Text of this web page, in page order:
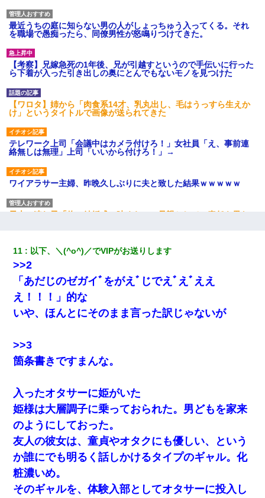
最近うちの庭に知らない男の人がしょっちゅう入ってくる。それ
を職場で愚痴ったら、同僚男性が怒鳴りつけてきた。
【考察】兄嫁急死の1年後、兄が引越すというので手伝いに行った
ら下着が入った引き出しの奥にとんでもないモノを見つけた
【ワロタ】姉から「肉食系14才、乳丸出し、毛はうっすら生えか
け」というタイトルで画像が送られてきた
テレワーク上司「会議中はカメラ付けろ！」女社員「え、事前連
絡無しは無理」上司「いいから付けろ！」→
ワイアラサー主婦、昨晩久しぶりに夫と致した結果ｗｗｗｗｗ
元夫の連れ子「俺の結婚式の時くらい、母親としての責任を果た
小学生の息子が急に様子がおかしくなった。私「理由を聞いても
『わかんない！』って怒鳴り付けてくるし、困っってる」旦那
「話してみるよ」→ 後日・・・
私「結婚やめるわ」 婚約者「え？なんでなんで？」 → 放置した
結果…｜生活｜ワロタあんてな
【悲報】姉と入浴中に大きくなってしまった結果ｗｗｗｗｗｗｗ
ｗ
さい」と言い出してド修羅場になった
22歳の頃、父に36歳の男性とお見合いをしてくれと頼まれた。父
の親会社の経営者の息子さんだったので、父も喜んで私の写真を
送ったんだが→
10年ほど前、息子がまだ年中だった時に離婚したんだけど、一昨
年の暮れに突然息子が職場を訪ねてきた。
11 以下、＼(^o^)／でVIPがお送りします
>>2
「あだじのゼガイﾞをがえﾞじでえﾞえﾞええ
え！！！」的な
いや、ほんとにそのまま言った訳じゃないが
>>3
箇条書きですまんな。
入ったオタサーに姫がいた
姫様は大層調子に乗っておられた。男どもを家来
のようにしておった。
友人の彼女は、童貞やオタクにも優しい、という
か誰にでも明るく話しかけるタイプのギャル。化
粧濃いめ。
そのギャルを、体験入部としてオタサーに投入し